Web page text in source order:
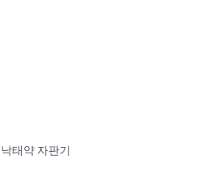
태약 자판기